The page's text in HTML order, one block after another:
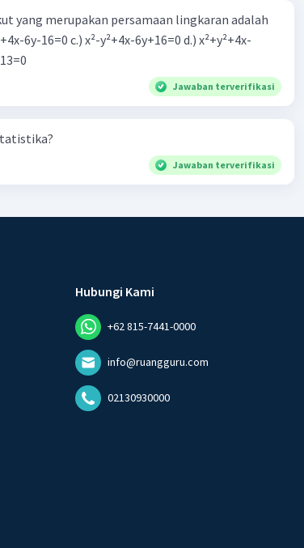
yang merupakan persamaan lingkaran adalah
6y-16=0 c.) x²-y²+4x-6y+16=0 d.) x²+y²+4x-
Jawaban terverifikasi
Jawaban terverifikasi
Hubungi Kami
+62 815-7441-0000
info@ruangguru.com
02130930000